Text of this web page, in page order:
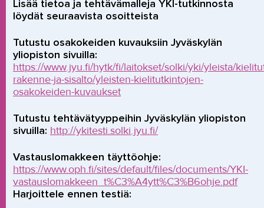
Lisää tietoa ja tehtävämalleja YKI-tutkinnosta
löydät seuraavista osoitteista
Tutustu osakokeiden kuvauksiin Jyväskylän
yliopiston sivuilla:
https://www.jyu.fi/hytk/fi/laitokset/solki/yki/yleista/
rakenne-ja-sisalto/yleisten-kielitutkintojen-
osakokeiden-kuvaukset
Tutustu tehtävätyyppeihin Jyväskylän yliopiston
sivuilla: http://ykitesti.solki.jyu.fi/
Vastauslomakkeen täyttöohje:
https://www.oph.fi/sites/default/files/documents/YKI-
vastauslomakkeen_t%C3%A4ytt%C3%B6ohje.pdf
Harjoittele ennen testiä: